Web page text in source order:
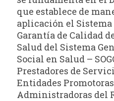
que establece de
aplicación el Sistema
Garantía de Calidad
Salud del Sistema
Social en Salud –
Prestadores de
Entidades
Administradoras del